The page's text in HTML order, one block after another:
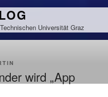
Universität Graz
wird „App